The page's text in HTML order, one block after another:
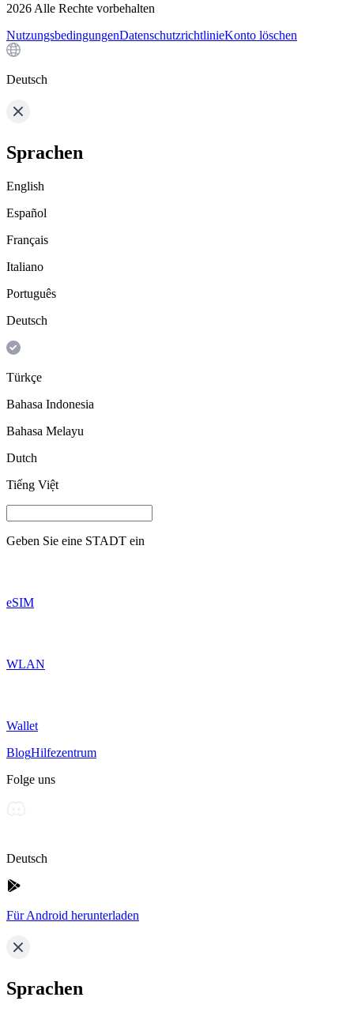
2026 Alle Rechte vorbehalten
NutzungsbedingungenDatenschutzrichtlinieKonto löschen
Deutsch
Sprachen
English
Español
Français
Italiano
Português
Deutsch
Türkçe
Bahasa Indonesia
Bahasa Melayu
Dutch
Tiếng Việt
Geben Sie eine STADT ein
eSIM
WLAN
Wallet
BlogHilfezentrum
Folge uns
Deutsch
Für Android herunterladen
Sprachen